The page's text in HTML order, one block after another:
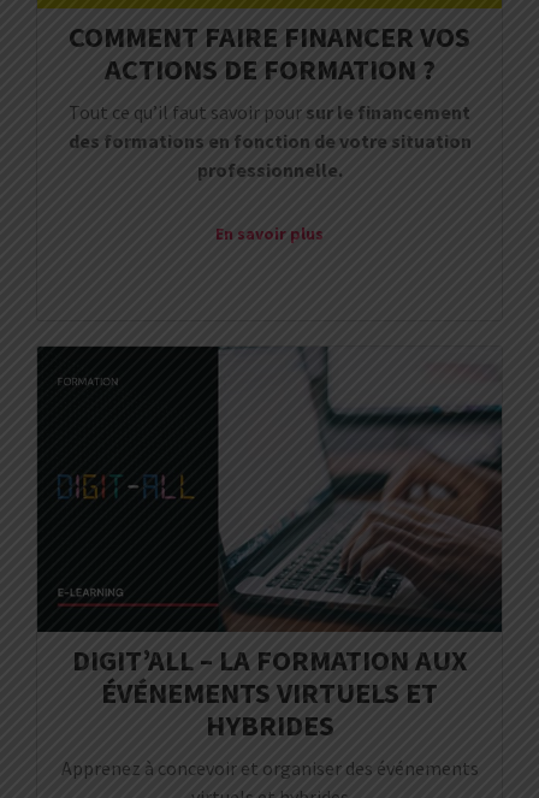
COMMENT FAIRE FINANCER VOS
ACTIONS DE FORMATION ?
Tout ce qu’il faut savoir pour sur le financement
des formations en fonction de votre situation
professionnelle.
En savoir plus
DIGIT’ALL – LA FORMATION AUX
ÉVÉNEMENTS VIRTUELS ET
HYBRIDES
Apprenez à concevoir et organiser des événements